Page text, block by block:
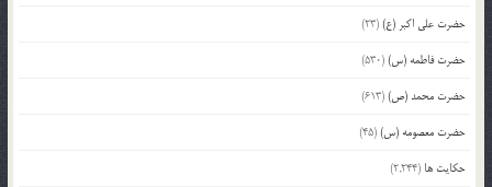
حضرت علی اکبر (ع)(23)
حضرت فاطمه (س)(530)
حضرت محمد (ص)(613)
حضرت معصومه (س)(45)
حکایت ها (2,244)